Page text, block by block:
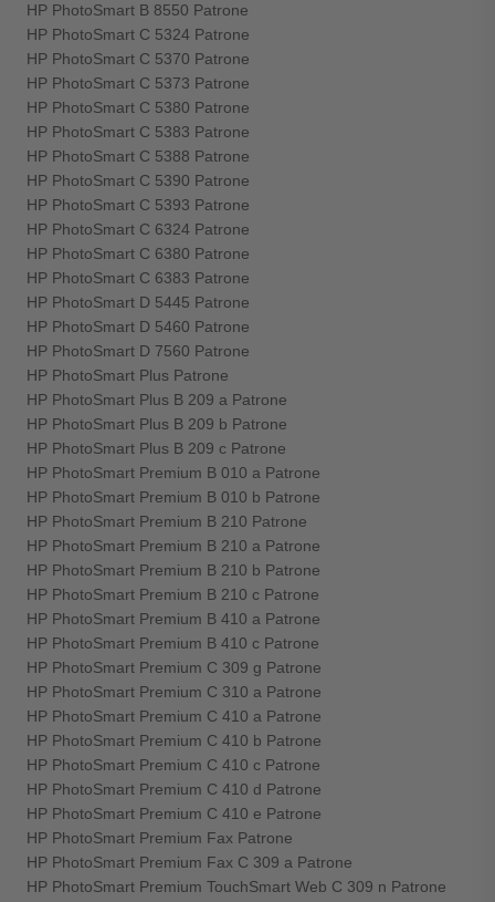
HP PhotoSmart B 8550 Patrone
HP PhotoSmart C 5324 Patrone
HP PhotoSmart C 5370 Patrone
HP PhotoSmart C 5373 Patrone
HP PhotoSmart C 5380 Patrone
HP PhotoSmart C 5383 Patrone
HP PhotoSmart C 5388 Patrone
HP PhotoSmart C 5390 Patrone
HP PhotoSmart C 5393 Patrone
HP PhotoSmart C 6324 Patrone
HP PhotoSmart C 6380 Patrone
HP PhotoSmart C 6383 Patrone
HP PhotoSmart D 5445 Patrone
HP PhotoSmart D 5460 Patrone
HP PhotoSmart D 7560 Patrone
HP PhotoSmart Plus Patrone
HP PhotoSmart Plus B 209 a Patrone
HP PhotoSmart Plus B 209 b Patrone
HP PhotoSmart Plus B 209 c Patrone
HP PhotoSmart Premium B 010 a Patrone
HP PhotoSmart Premium B 010 b Patrone
HP PhotoSmart Premium B 210 Patrone
HP PhotoSmart Premium B 210 a Patrone
HP PhotoSmart Premium B 210 b Patrone
HP PhotoSmart Premium B 210 c Patrone
HP PhotoSmart Premium B 410 a Patrone
HP PhotoSmart Premium B 410 c Patrone
HP PhotoSmart Premium C 309 g Patrone
HP PhotoSmart Premium C 310 a Patrone
HP PhotoSmart Premium C 410 a Patrone
HP PhotoSmart Premium C 410 b Patrone
HP PhotoSmart Premium C 410 c Patrone
HP PhotoSmart Premium C 410 d Patrone
HP PhotoSmart Premium C 410 e Patrone
HP PhotoSmart Premium Fax Patrone
HP PhotoSmart Premium Fax C 309 a Patrone
HP PhotoSmart Premium TouchSmart Web C 309 n Patrone